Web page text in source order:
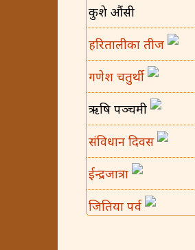
कुशे औंसी
हरितालीका तीज
गणेश चतुर्थी
ऋषि पञ्चमी
संविधान दिवस
ईन्द्रजात्रा
जितिया पर्व